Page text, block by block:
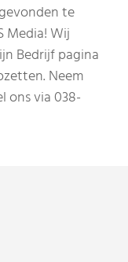
te
Media! Wij
Bedrijf pagina
Neem
ons via 038-